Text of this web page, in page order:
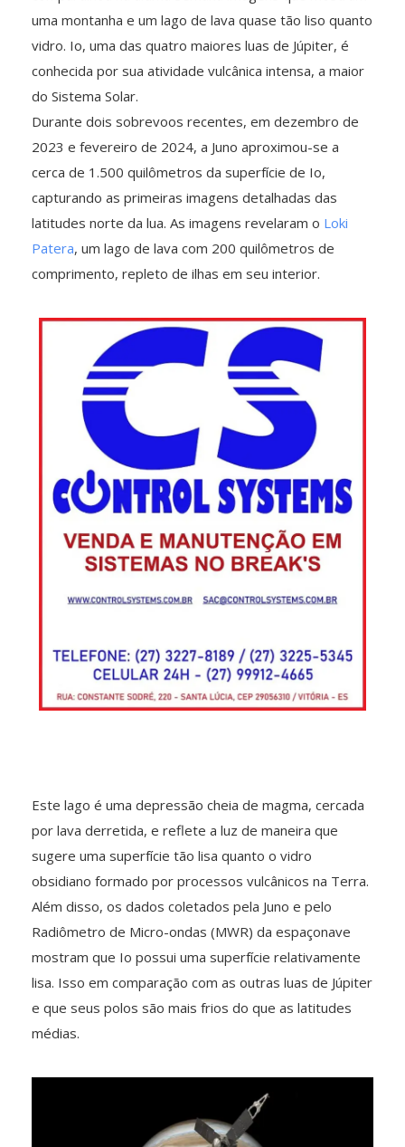
uma montanha e um lago de lava quase tão liso quanto
vidro. Io, uma das quatro maiores luas de Júpiter, é
conhecida por sua atividade vulcânica intensa, a maior
do Sistema Solar.
Durante dois sobrevoos recentes, em dezembro de
2023 e fevereiro de 2024, a Juno aproximou-se a
cerca de 1.500 quilômetros da superfície de Io,
capturando as primeiras imagens detalhadas das
latitudes norte da lua. As imagens revelaram o Loki
Patera, um lago de lava com 200 quilômetros de
comprimento, repleto de ilhas em seu interior.
Este lago é uma depressão cheia de magma, cercada
por lava derretida, e reflete a luz de maneira que
sugere uma superfície tão lisa quanto o vidro
obsidiano formado por processos vulcânicos na Terra.
Além disso, os dados coletados pela Juno e pelo
Radiômetro de Micro-ondas (MWR) da espaçonave
mostram que Io possui uma superfície relativamente
lisa. Isso em comparação com as outras luas de Júpiter
e que seus polos são mais frios do que as latitudes
médias.